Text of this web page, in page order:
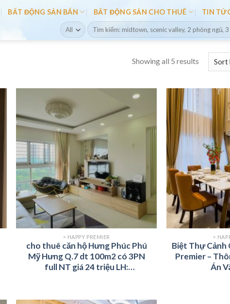
BẤT ĐỘNG SẢN BÁN BẤT ĐỘNG SẢN CHO THUÊ TIN
Search
for:
Showing all 5 results
> HAPPY PREMIER
cho thuê căn hộ Hưng Phúc Phú
Mỹ Hưng Q.7 dt 100m2 có 3PN
full NT giá 24 triệu LH:
>
Biệt Thự Cảnh
Premier –
Án